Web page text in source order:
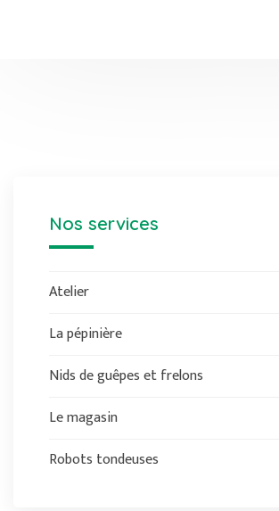
Nos services
Atelier
La pépinière
Nids de guêpes et frelons
Le magasin
Robots tondeuses